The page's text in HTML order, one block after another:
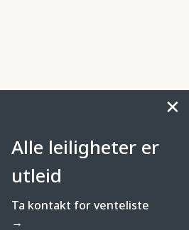
✕
Alle leiligheter er
utleid
Ta kontakt for venteliste
→